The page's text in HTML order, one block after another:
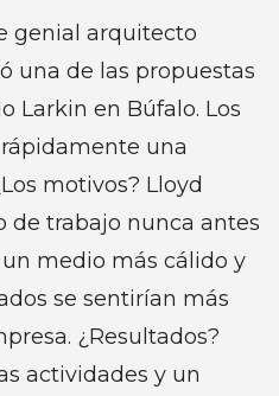
genial arquitecto
una de las propuestas
Larkin en Búfalo. Los
una
motivos? Lloyd
de trabajo nunca antes
medio más cálido y
se sentirían más
¿Resultados?
actividades y un